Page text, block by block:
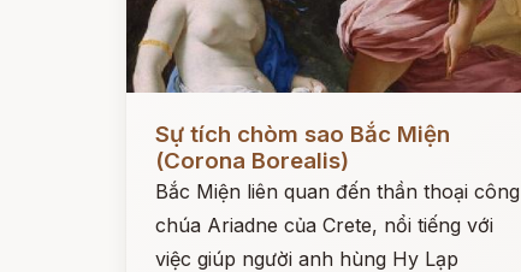
Sự tích chòm sao Bắc Miện
(Corona Borealis)
Bắc Miện liên quan đến thần thoại công
chúa Ariadne của Crete, nổi tiếng với
việc giúp người anh hùng Hy Lạp